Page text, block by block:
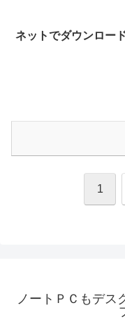
ネットでダウンロー
1
ノートＰＣもデス